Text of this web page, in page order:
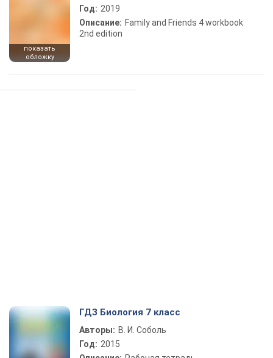
показать
обложку
Год: 2019
Описание: Family and Friends 4 workbook
2nd edition
ГДЗ Биология 7 класс
Авторы: В. И. Соболь
Год: 2015